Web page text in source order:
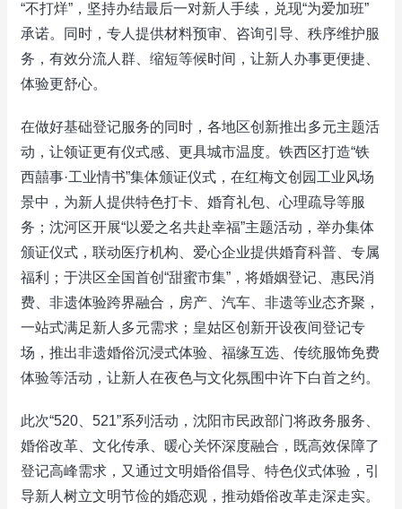
“不打烊”，坚持办结最后一对新人手续，兑现“为爱加班”
承诺。同时，专人提供材料预审、咨询引导、秩序维护服
务，有效分流人群、缩短等候时间，让新人办事更便捷、
体验更舒心。
在做好基础登记服务的同时，各地区创新推出多元主题活
动，让领证更有仪式感、更具城市温度。铁西区打造“铁
西囍事·工业情书”集体颁证仪式，在红梅文创园工业风场
景中，为新人提供特色打卡、婚育礼包、心理疏导等服
务；沈河区开展“以爱之名共赴幸福”主题活动，举办集体
颁证仪式，联动医疗机构、爱心企业提供婚育科普、专属
福利；于洪区全国首创“甜蜜市集”，将婚姻登记、惠民消
费、非遗体验跨界融合，房产、汽车、非遗等业态齐聚，
一站式满足新人多元需求；皇姑区创新开设夜间登记专
场，推出非遗婚俗沉浸式体验、福缘互选、传统服饰免费
体验等活动，让新人在夜色与文化氛围中许下白首之约。
此次“520、521”系列活动，沈阳市民政部门将政务服务、
婚俗改革、文化传承、暖心关怀深度融合，既高效保障了
登记高峰需求，又通过文明婚俗倡导、特色仪式体验，引
导新人树立文明节俭的婚恋观，推动婚俗改革走深走实。